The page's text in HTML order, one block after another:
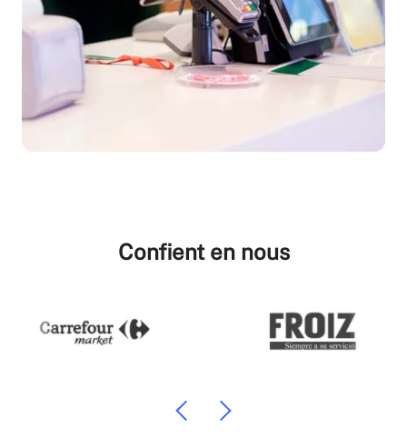
Confient en nous